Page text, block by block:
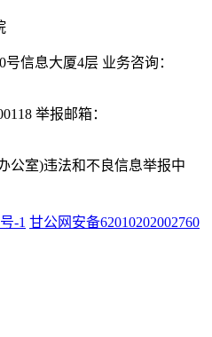
信息大厦4层 业务咨询：
举报邮箱：
公室)违法和不良信息举报中
-1 甘公网安备62010202002760